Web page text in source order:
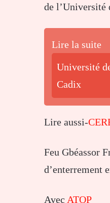
de l’Université
Lire la suite
Université
Cadix
Lire aussi-
Feu Gbéassor
d’enterrement
Avec ATOP